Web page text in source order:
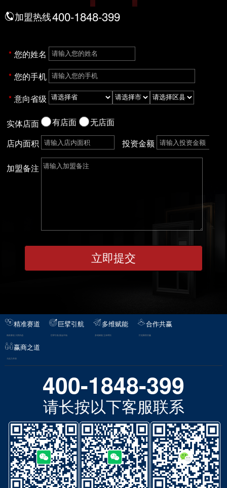
加盟热线400-1848-399
您的姓名
您的手机
意向省级
实体店面 有店面
无店面
店内面积
投资金额
加盟备注
精准赛道
精准赛道·大势所趋
巨擘引航
巨擘引航·掘金市场
多维赋能
多维赋能·立体帮扶
合作共赢
打造聚势共赢
赢商之道
与实力并肩
400-1848-399
请长按以下客服联系